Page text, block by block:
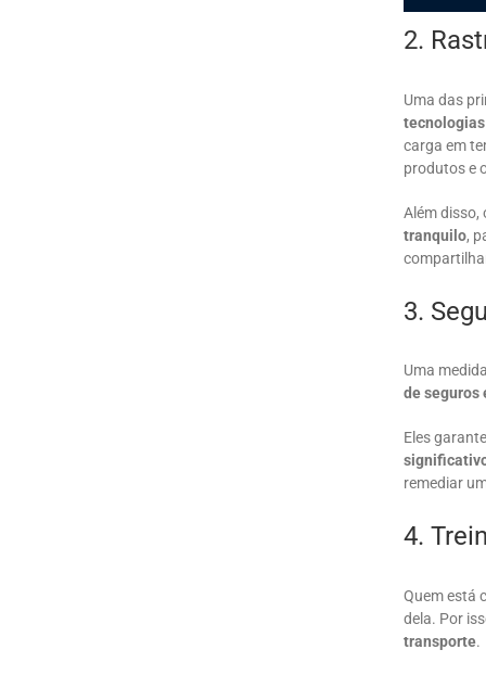
2.
Uma das
carga em
produtos e
Além disso,
tranquilo,
3.
Uma
de seguros
Eles
remediar
4.
Quem está
dela. Por
transporte.